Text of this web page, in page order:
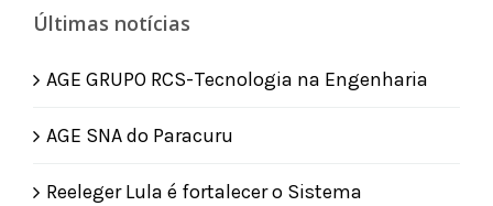
Últimas notícias
AGE GRUPO RCS-Tecnologia na Engenharia
AGE SNA do Paracuru
Reeleger Lula é fortalecer o Sistema